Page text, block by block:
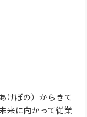
けぼの）からきて
来に向かって従業